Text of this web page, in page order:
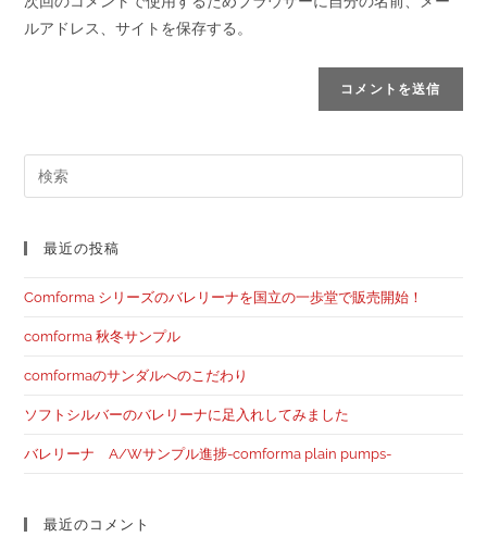
ルアドレス、サイトを保存する。
最近の投稿
Comforma シリーズのバレリーナを国立の一歩堂で販売開始！
comforma 秋冬サンプル
comformaのサンダルへのこだわり
ソフトシルバーのバレリーナに足入れしてみました
バレリーナ A/Wサンプル進捗-comforma plain pumps-
最近のコメント